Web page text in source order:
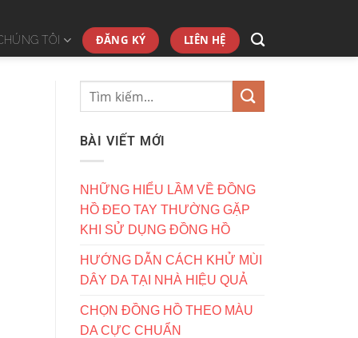
TÔI ĐĂNG KÝ LIÊN HỆ
BÀI VIẾT MỚI
NHỮNG HIỂU LẦM VỀ ĐỒNG
HỒ ĐEO TAY THƯỜNG GẶP
KHI SỬ DỤNG ĐỒNG HỒ
HƯỚNG DẪN CÁCH KHỬ MÙI
DÂY DA TẠI NHÀ HIỆU QUẢ
CHỌN ĐỒNG HỒ THEO MÀU
DA CỰC CHUẨN